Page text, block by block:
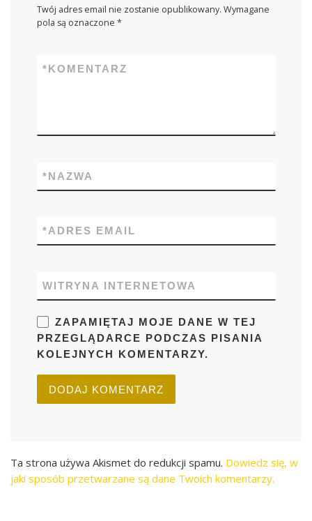
Twój adres email nie zostanie opublikowany. Wymagane
pola są oznaczone *
KOMENTARZ
*
NAZWA
*
ADRES EMAIL
*
WITRYNA INTERNETOWA
ZAPAMIĘTAJ MOJE DANE W TEJ
PRZEGLĄDARCE PODCZAS PISANIA
KOLEJNYCH KOMENTARZY.
Ta strona używa Akismet do redukcji spamu. Dowiedz się, w
jaki sposób przetwarzane są dane Twoich komentarzy.